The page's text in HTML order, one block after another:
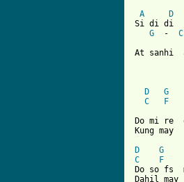
A
D
Si di di
G
  -
C
At sanhi
D
G
C
F
Do mi re
Kung may
D
G
C
F
Do so fs
Dahil may